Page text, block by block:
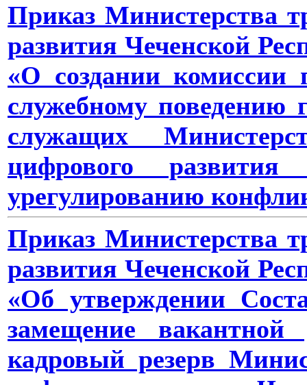
Приказ Министерства
развития Чеченской
«О создании комиссии
служебному поведению
служащих
цифрового
урегулированию
Приказ Министерства
развития Чеченской
«Об утверждении
замещение
кадровый резерв